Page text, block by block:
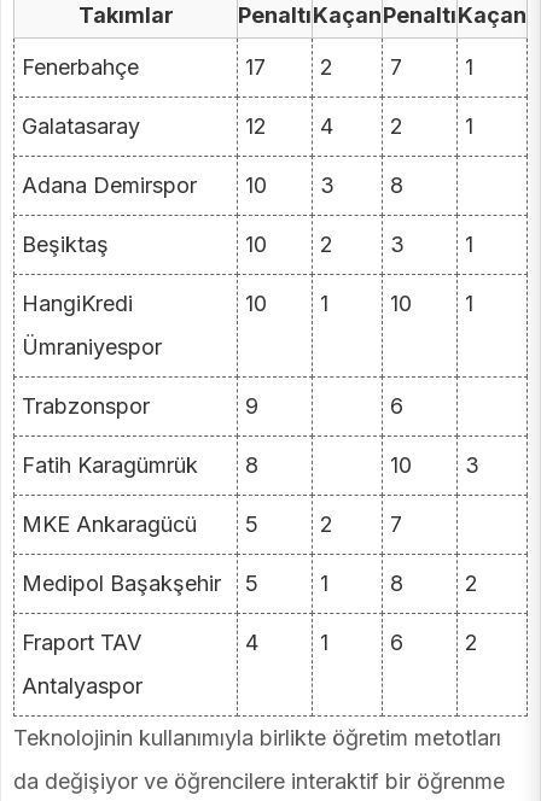
Takımlar PenaltıKaçanPenaltıKaçan
Fenerbahçe 17 2 7 1
Galatasaray 12 4 2 1
Adana Demirspor 10 3 8
Beşiktaş 10 2 3 1
HangiKredi
Ümraniyespor
10 1 10 1
Trabzonspor 9 6
Fatih Karagümrük 8 10 3
MKE Ankaragücü 5 2 7
Medipol Başakşehir 5 1 8 2
Fraport TAV
Antalyaspor
4 1 6 2
Teknolojinin kullanımıyla birlikte öğretim metotları
da değişiyor ve öğrencilere interaktif bir öğrenme